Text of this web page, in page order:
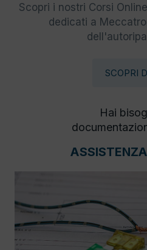
Scopri i nostri Corsi
dedicati a
SCOPRI
Hai